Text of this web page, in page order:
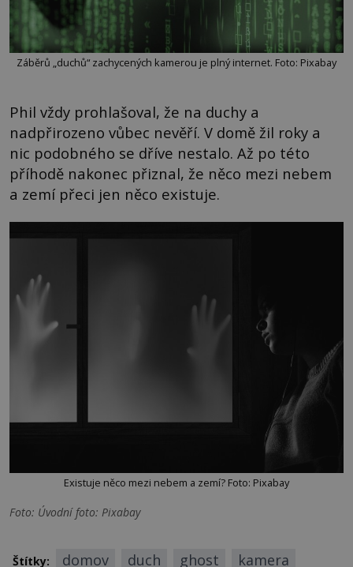
Záběrů „duchů“ zachycených kamerou je plný internet. Foto: Pixabay
Phil vždy prohlašoval, že na duchy a
nadpřirozeno vůbec nevěří. V domě žil roky a
nic podobného se dříve nestalo. Až po této
příhodě nakonec přiznal, že něco mezi nebem
a zemí přeci jen něco existuje.
Existuje něco mezi nebem a zemí? Foto: Pixabay
Foto: Úvodní foto: Pixabay
Štítky: domov duch ghost kamera